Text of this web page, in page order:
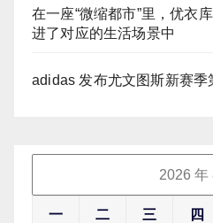
在一座“微缩都市”里，优衣
进了对应的生活场景中
adidas 发布尤文图斯新赛季
2026 年
一 二 三 四